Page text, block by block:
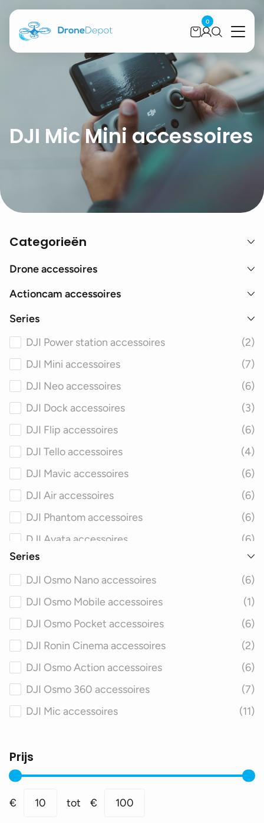
0
DJI Mic Mini accessoires
Categorieën
Drone accessoires
Actioncam accessoires
Series
DJI Power station accessoires
(2)
DJI Mini accessoires
(7)
DJI Neo accessoires
(6)
DJI Dock accessoires
(3)
DJI Flip accessoires
(6)
DJI Tello accessoires
(4)
DJI Mavic accessoires
(6)
DJI Air accessoires
(6)
DJI Phantom accessoires
(6)
DJI Avata accessoires
(6)
DJI FPV accessoires
(6)
DJI Matrice accessoires
(6)
DJI Spark accessoires
(6)
DJI Inspire accessoires
(6)
DJI Agras accessoires
(6)
DJI Smart Controller accessoires
(6)
Series
DJI Osmo Nano accessoires
(6)
DJI Osmo Mobile accessoires
(1)
DJI Osmo Pocket accessoires
(6)
DJI Ronin Cinema accessoires
(2)
DJI Osmo Action accessoires
(6)
DJI Osmo 360 accessoires
(7)
DJI Mic accessoires
(11)
Prijs
prijs
prijs
€ 10 tot € 100